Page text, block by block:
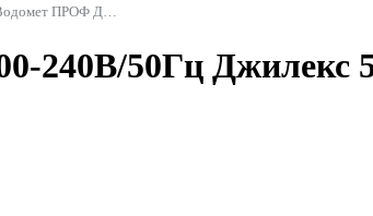
240В/50Гц Джилекс